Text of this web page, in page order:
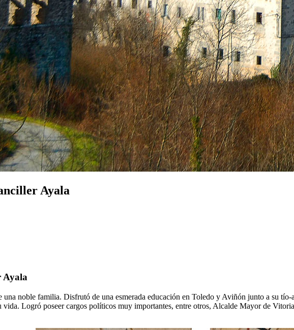
Ayala
Ayala
una noble familia. Disfrutó de una esmerada educación en Toledo y Aviñón junto a su
vida. Logró poseer cargos políticos muy importantes, entre otros, Alcalde Mayor de